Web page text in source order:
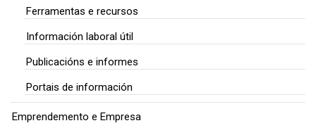
Ferramentas e recursos
Información laboral útil
Publicacións e informes
Portais de información
Emprendemento e Empresa